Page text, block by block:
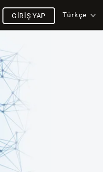
Türkçe
GIRIŞ YAP